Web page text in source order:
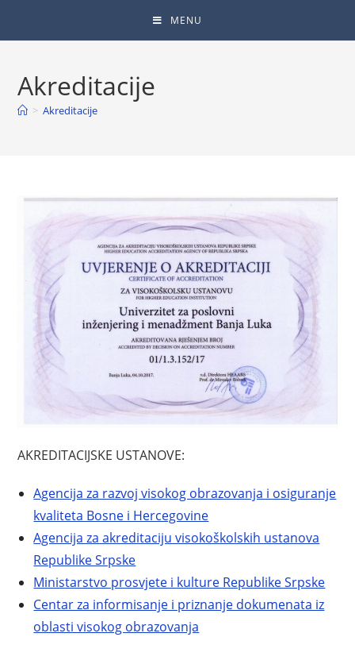
MENU
Akreditacije
> Akreditacije
AKREDITACIJSKE USTANOVE:
Agencija za razvoj visokog obrazovanja i osiguranje
kvaliteta Bosne i Hercegovine
Agencija za akreditaciju visokoškolskih ustanova
Republike Srpske
Ministarstvo prosvjete i kulture Republike Srpske
Centar za informisanje i priznanje dokumenata iz
oblasti visokog obrazovanja